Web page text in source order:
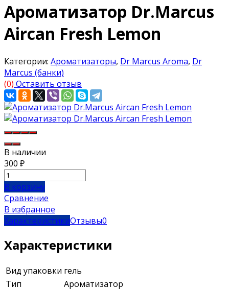
Ароматизатор Dr.Marcus
Aircan Fresh Lemon
Категории: Ароматизаторы, Dr Marcus Aroma, Dr
Marcus (банки)
(0) Оставить отзыв
В наличии
300 ₽
В корзину
Сравнение
В избранное
ХарактеристикиОтзывы0
Характеристики
Вид упаковки гель
Тип
Ароматизатор